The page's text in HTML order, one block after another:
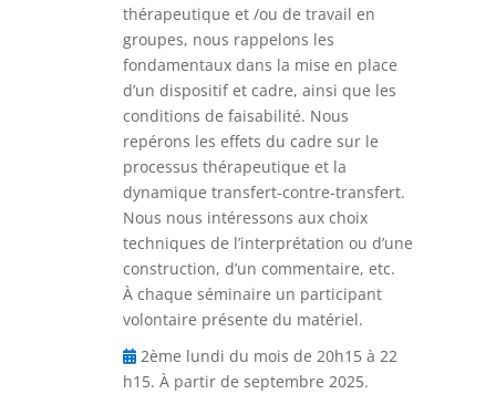
thérapeutique et /ou de travail en
groupes, nous rappelons les
fondamentaux dans la mise en place
d’un dispositif et cadre, ainsi que les
conditions de faisabilité. Nous
repérons les effets du cadre sur le
processus thérapeutique et la
dynamique transfert-contre-transfert.
Nous nous intéressons aux choix
techniques de l’interprétation ou d’une
construction, d’un commentaire, etc.
À chaque séminaire un participant
volontaire présente du matériel.
2ème lundi du mois de 20h15 à 22
h15. À partir de septembre 2025.